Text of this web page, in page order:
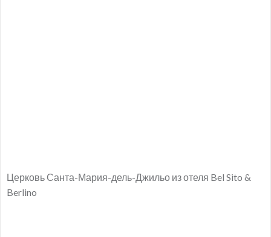
Церковь Санта-Мария-дель-Джильо из отеля Bel Sito &
Berlino